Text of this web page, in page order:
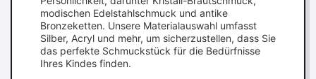
modischen Edelstahlschmuck und antike
Bronzeketten. Unsere Materialauswahl umfasst
Silber, Acryl und mehr, um sicherzustellen, dass Sie
das perfekte Schmuckstück für die Bedürfnisse
Ihres Kindes finden.